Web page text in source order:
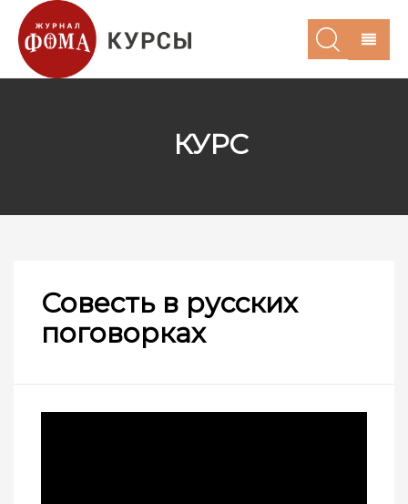
КУРС
Совесть в русских
поговорках